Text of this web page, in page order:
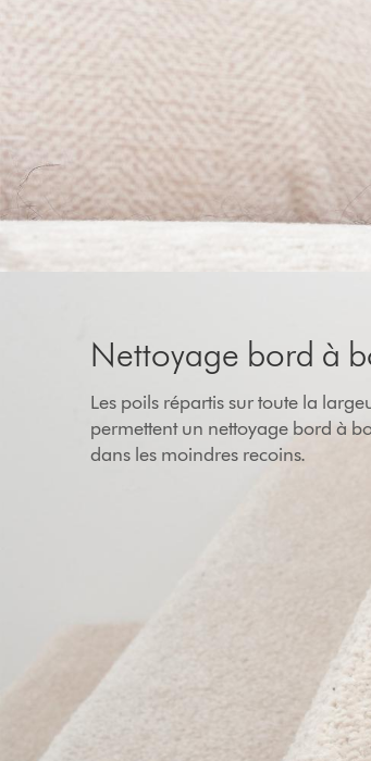
Nettoyage bord à
Les poils répartis sur toute la
permettent un nettoyage bord à
dans les moindres recoins.